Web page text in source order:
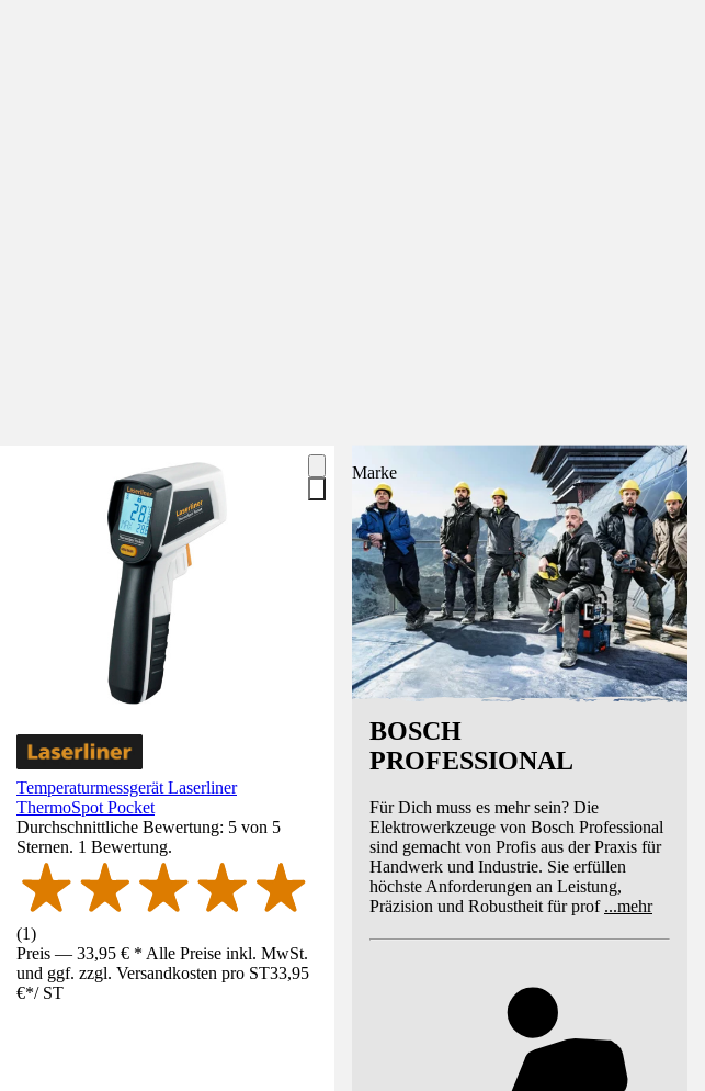
Temperaturmessgerät Laserliner
ThermoSpot Pocket
Durchschnittliche Bewertung: 5 von 5
Sternen. 1 Bewertung.
(1)
Preis — 33,95 € * Alle Preise inkl. MwSt.
und ggf. zzgl. Versandkosten pro ST33,95
€*/ ST
Marke
BOSCH
PROFESSIONAL
Für Dich muss es mehr sein? Die
Elektrowerkzeuge von Bosch Professional
sind gemacht von Profis aus der Praxis für
Handwerk und Industrie. Sie erfüllen
höchste Anforderungen an Leistung,
Präzision und Robustheit für prof ...mehr